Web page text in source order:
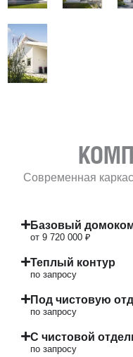
Современная
Базовый
от 9 720 000 ₽
Теплый контур
по запросу
Под чистовую
по запросу
С чистовой
по запросу